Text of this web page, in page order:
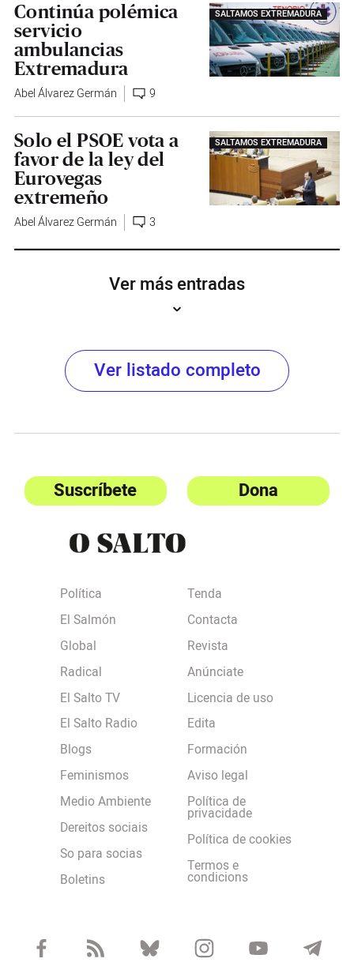
SALTAMOS EXTREMADURA
Continúa polémica
servicio
ambulancias
Extremadura
Abel Álvarez Germán 9
SALTAMOS EXTREMADURA
Solo el PSOE vota a
favor de la ley del
Eurovegas
extremeño
Abel Álvarez Germán 3
Ver más entradas
Ver listado completo
Suscríbete Dona
Política
El Salmón
Global
Radical
El Salto TV
El Salto Radio
Blogs
Feminismos
Medio Ambiente
Dereitos sociais
So para socias
Boletins
Tenda
Contacta
Revista
Anúnciate
Licencia de uso
Edita
Formación
Aviso legal
Política de
privacidade
Política de cookies
Termos e
condicions